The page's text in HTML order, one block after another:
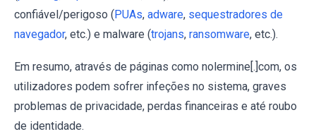
confiável/perigoso ( PUAs, adware, sequestradores de
navegador, etc.) e malware (trojans, ransomware, etc.).
Em resumo, através de páginas como nolermine[.]com, os
utilizadores podem sofrer infeções no sistema, graves
problemas de privacidade, perdas financeiras e até roubo
de identidade.